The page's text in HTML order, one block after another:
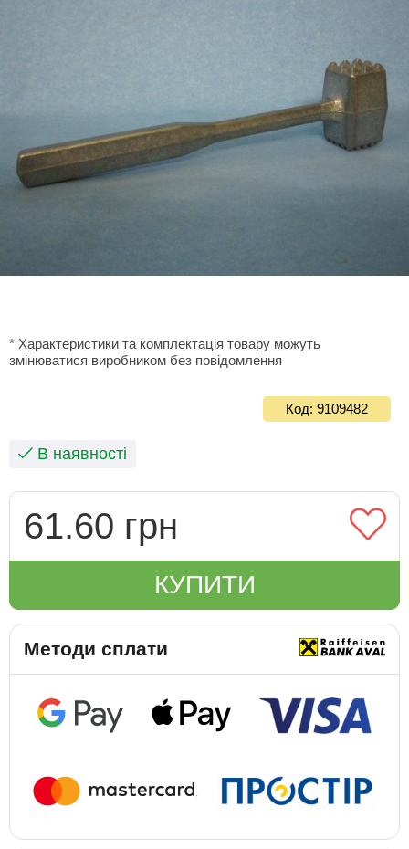
* Характеристики та комплектація товару можуть
змінюватися виробником без повідомлення
Код: 9109482
В наявності
61.60 грн
КУПИТИ
Методи сплати